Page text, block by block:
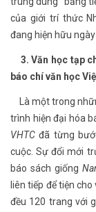
của giới trí thức
đang hiện hữu
3. Văn học tạp
báo chí văn học
Là một trong
trình hiện đại hóa
VHTC đã từng
cuộc. Sự đổi mới
báo sách giống
liên tiếp để tiện
đều 120 trang với